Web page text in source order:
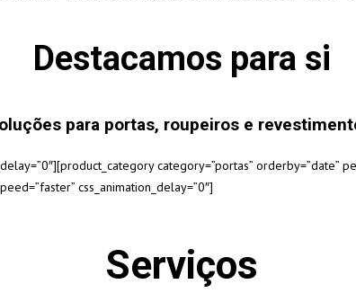
Destacamos para si
para portas, roupeiros e
category=”portas” orderby=”date”
css_animation_delay=”0″]
Serviços